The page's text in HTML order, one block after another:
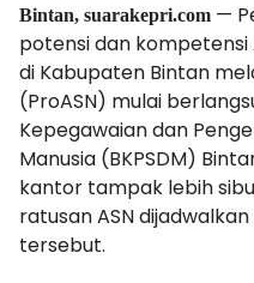
Bintan, suarakepri.com —
potensi dan kompetensi
di Kabupaten Bintan
(ProASN) mulai
Kepegawaian dan
Manusia (BKPSDM)
kantor tampak lebih
ratusan ASN
tersebut.